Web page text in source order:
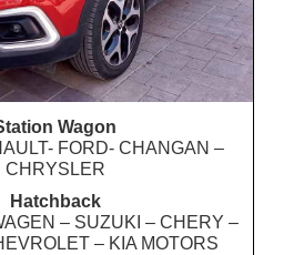
Wagon
FORD- CHANGAN –
CHRYSLER
Hatchback
– SUZUKI – CHERY –
– KIA MOTORS